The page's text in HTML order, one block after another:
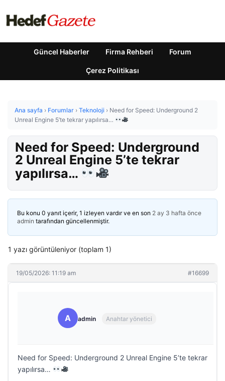
Güncel Haberler Firma Rehberi Forum
Çerez Politikası
Ana sayfa › Forumlar › Teknoloji › Need for Speed: Underground 2
Unreal Engine 5’te tekrar yapılırsa…
Need for Speed: Underground
2 Unreal Engine 5’te tekrar
yapılırsa…
Bu konu 0 yanıt içerir, 1 izleyen vardır ve en son 2 ay 3 hafta önce
admin tarafından güncellenmiştir.
1 yazı görüntüleniyor (toplam 1)
19/05/2026: 11:19 am #16699
A admin Anahtar yönetici
Need for Speed: Underground 2 Unreal Engine 5’te tekrar
yapılırsa…